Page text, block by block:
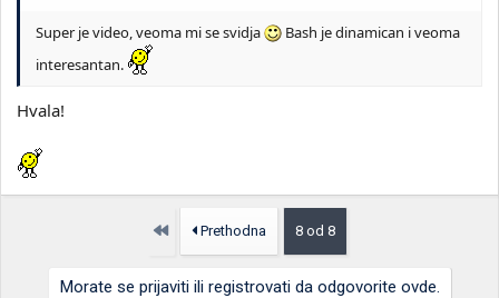
Super je video, veoma mi se svidja
Bash je dinamican i veoma
interesantan.
Hvala!
Prvo Prethodna 8 od 8
Morate se prijaviti ili registrovati da odgovorite ovde.